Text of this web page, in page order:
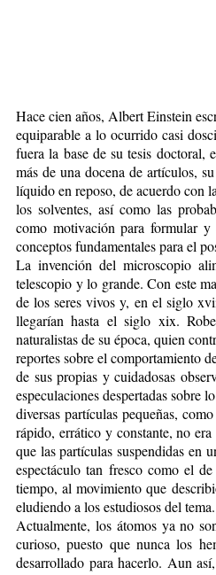
Hace cien años, Albert Einstein
equiparable a lo ocurrido casi
fuera la base de su tesis doctoral,
más de una docena de artículos,
líquido en reposo, de acuerdo con
los solventes, así como las
como motivación para formular y
conceptos fundamentales para el
La invención del microscopio
telescopio y lo grande. Con este
de los seres vivos y, en el siglo
llegarían hasta el siglo xix.
naturalistas de su época, quien
reportes sobre el comportamiento
de sus propias y cuidadosas
especulaciones despertadas sobre
diversas partículas pequeñas,
rápido, errático y constante, no
que las partículas suspendidas en
espectáculo tan fresco como el
tiempo, al movimiento que
eludiendo a los estudiosos del tema.
Actualmente, los átomos ya no
curioso, puesto que nunca los
desarrollado para hacerlo. Aun